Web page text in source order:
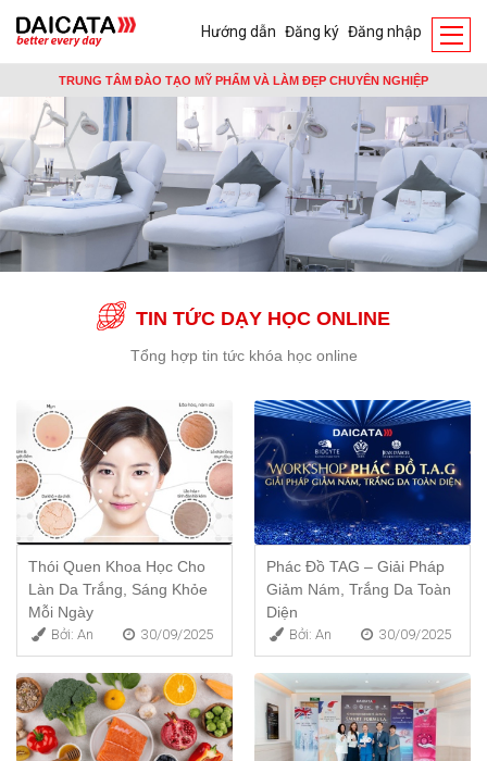
TRUNG TÂM ĐÀO TẠO MỸ PHẨM VÀ LÀM ĐẸP CHUYÊN NGHIỆP
Hướng dẫn Đăng ký Đăng nhập
TIN TỨC DẠY HỌC ONLINE
Tổng hợp tin tức khóa học online
Thói Quen Khoa Học Cho
Làn Da Trắng, Sáng Khỏe
Mỗi Ngày
Bởi: An 30/09/2025
Phác Đồ TAG – Giải Pháp
Giảm Nám, Trắng Da Toàn
Diện
Bởi: An 30/09/2025